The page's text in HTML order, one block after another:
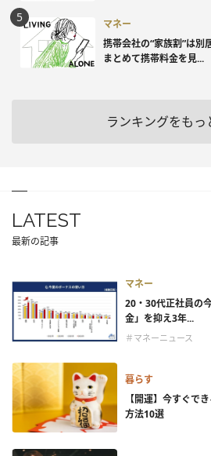
マネー
携帯会社の“家族割”は
まとめて携帯料金を見...
ランキングをもっ
LATEST
最新の記事
マネー
20・30代正社員の
金」を抑え3年...
＃マネーニュース
暮らす
【開運】今すぐで
方法10選